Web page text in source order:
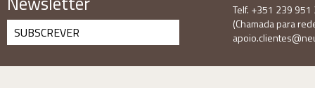
SUBSCREVER
Telf. +351 239
(Chamada para